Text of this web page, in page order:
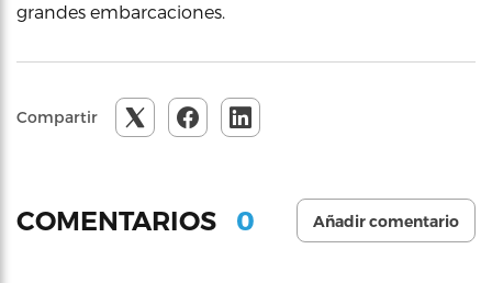
grandes embarcaciones.
Compartir
COMENTARIOS 0 Añadir comentario